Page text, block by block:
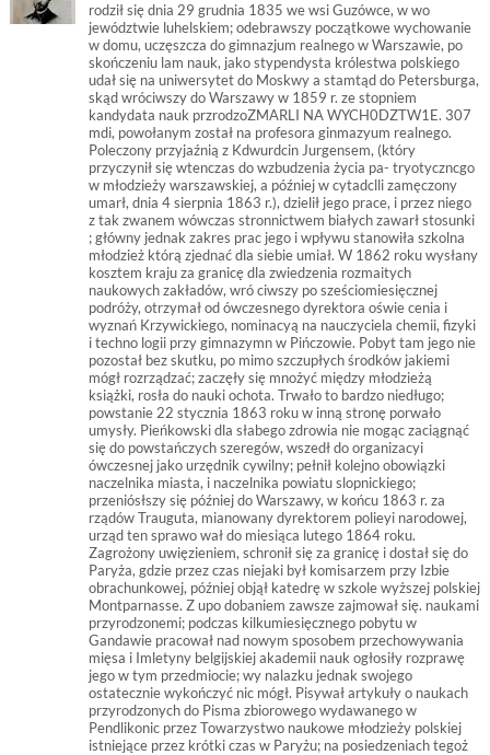
rodził się dnia 29 grudnia 1835 we wsi Guzówce, w wo
jewództwie luhelskiem; odebrawszy początkowe wychowanie
w domu, uczęszcza do gimnazjum realnego w Warszawie, po
skończeniu lam nauk, jako stypendysta królestwa polskiego
udał się na uniwersytet do Moskwy a stamtąd do Petersburga,
skąd wróciwszy do Warszawy w 1859 r. ze stopniem
kandydata nauk przrodzoZMARLI NA WYCH0DZTW1E. 307
mdi, powołanym został na profesora ginmazyum realnego.
Poleczony przyjaźnią z Kdwurdcin Jurgensem, (który
przyczynił się wtenczas do wzbudzenia życia pa- tryotyczncgo
w młodzieży warszawskiej, a później w cytadclli zamęczony
umarł, dnia 4 sierpnia 1863 r.), dzielił jego prace, i przez niego
z tak zwanem wówczas stronnictwem białych zawarł stosunki
; główny jednak zakres prac jego i wpływu stanowiła szkolna
młodzież którą zjednać dla siebie umiał. W 1862 roku wysłany
kosztem kraju za granicę dla zwiedzenia rozmaitych
naukowych zakładów, wró ciwszy po sześciomiesięcznej
podróży, otrzymał od ówczesnego dyrektora oświe cenia i
wyznań Krzywickiego, nominacyą na nauczyciela chemii, fizyki
i techno logii przy gimnazymn w Pińczowie. Pobyt tam jego nie
pozostał bez skutku, po mimo szczupłych środków jakiemi
mógł rozrządzać; zaczęły się mnożyć między młodzieżą
książki, rosła do nauki ochota. Trwało to bardzo niedługo;
powstanie 22 stycznia 1863 roku w inną stronę porwało
umysły. Pieńkowski dla słabego zdrowia nie mogąc zaciągnąć
się do powstańczych szeregów, wszedł do organizacyi
ówczesnej jako urzędnik cywilny; pełnił kolejno obowiązki
naczelnika miasta, i naczelnika powiatu slopnickiego;
przeniósłszy się później do Warszawy, w końcu 1863 r. za
rządów Trauguta, mianowany dyrektorem polieyi narodowej,
urząd ten sprawo wał do miesiąca lutego 1864 roku.
Zagrożony uwięzieniem, schronił się za granicę i dostał się do
Paryża, gdzie przez czas niejaki był komisarzem przy Izbie
obrachunkowej, później objął katedrę w szkole wyższej polskiej
Montparnasse. Z upo dobaniem zawsze zajmował się. naukami
przyrodzonemi; podczas kilkumiesięcznego pobytu w
Gandawie pracował nad nowym sposobem przechowywania
mięsa i Imletyny belgijskiej akademii nauk ogłosiły rozprawę
jego w tym przedmiocie; wy nalazku jednak swojego
ostatecznie wykończyć nic mógł. Pisywał artykuły o naukach
przyrodzonych do Pisma zbiorowego wydawanego w
Pendlikonic przez Towarzystwo naukowe młodzieży polskiej
istniejące przez krótki czas w Paryżu; na posiedzeniach tegoż